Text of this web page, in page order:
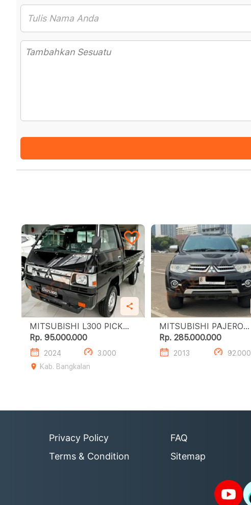
MITSUBISHI L300 PICK
UP FLATBED
Rp. 95.000.000
2024
3.000
Kab. Bangkalan
MITSUBISHI PAJERO
SPORT DAKAR (4 X 2)
Rp. 285.000.000
2013 92.000
Privacy Policy
Terms & Condition
FAQ
Sitemap